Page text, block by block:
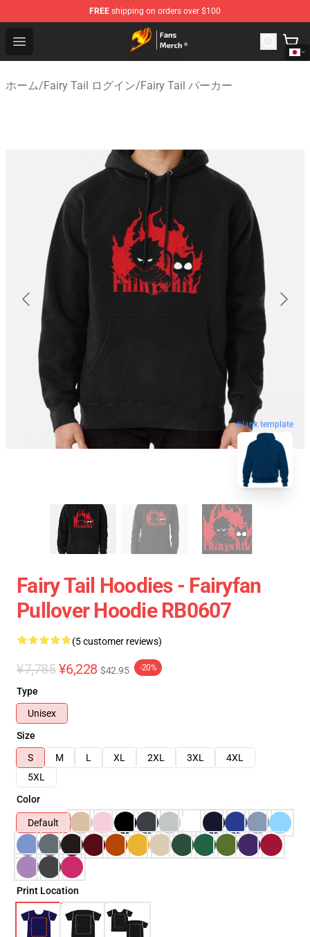
FREE shipping on orders over $100
Open menu
Fairy Tail Store - Official Fairy Tail Merchandise Shop
ホーム/Fairy Tail ログイン/Fairy Tail パーカー
blank template
Fairy Tail Hoodies - Fairyfan
Pullover Hoodie RB0607
(5 customer reviews)
¥7,785 ¥6,228 $42.95 -20%
Type
Unisex
Size
S
M L XL 2XL 3XL
4XL
5XL
Color
Default
Print Location